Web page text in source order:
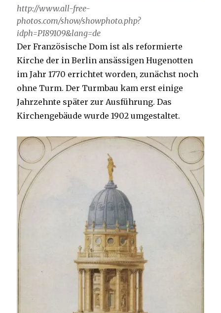
http://www.all-free-
photos.com/show/showphoto.php?
idph=PI89109&lang=de
Der Französische Dom ist als reformierte
Kirche der in Berlin ansässigen Hugenotten
im Jahr 1770 errichtet worden, zunächst noch
ohne Turm. Der Turmbau kam erst einige
Jahrzehnte später zur Ausführung. Das
Kirchengebäude wurde 1902 umgestaltet.